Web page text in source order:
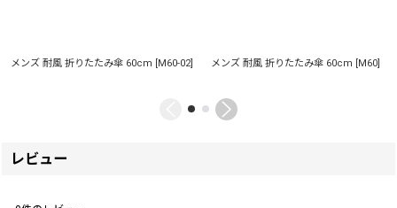
メンズ 耐風 折りたたみ傘 60cm M60-02] メンズ 耐風 折りたたみ傘 60cm M60
レビュー